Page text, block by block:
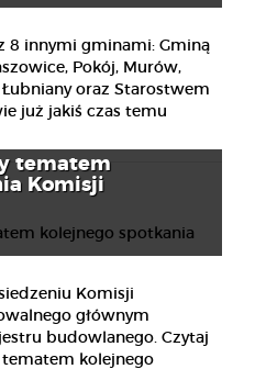
8 innymi gminami: Gminą
Pokój, Murów,
oraz Starostwem
już jakiś czas temu
tematem
Komisji
Komisji
głównym
budowlanego. Czytaj
kolejnego